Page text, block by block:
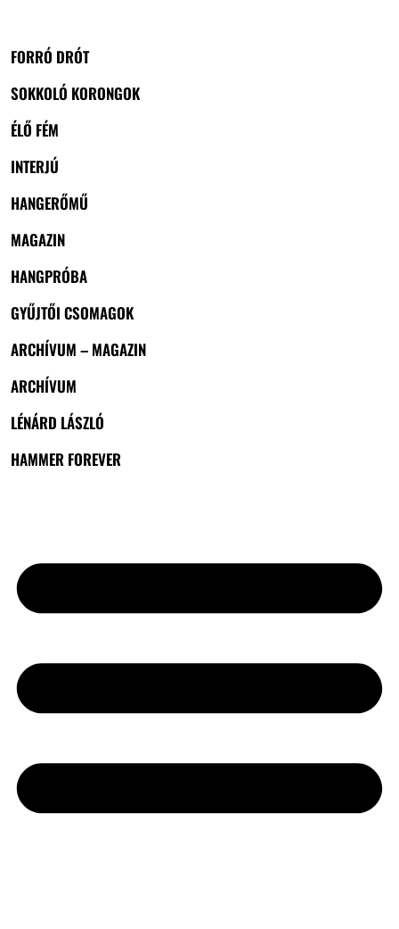
FORRÓ DRÓT
SOKKOLÓ KORONGOK
ÉLŐ FÉM
INTERJÚ
HANGERŐMŰ
MAGAZIN
HANGPRÓBA
GYŰJTŐI CSOMAGOK
ARCHÍVUM – MAGAZIN
ARCHÍVUM
LÉNÁRD LÁSZLÓ
HAMMER FOREVER